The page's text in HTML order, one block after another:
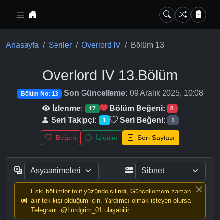
Anasayfa Seriler Overlord IV Bölüm 13
Overlord IV 13.Bölüm
Bölüm No: 13 Son Güncelleme: 09 Aralık 2025, 10:08
İzlenme:
17 Bölüm Beğeni: 0
Seri Takipçi: 1 Seri Beğeni: 1
Beğen İzledim Seri Sayfası
Eski bölümler telif yüzünde silindi, Güncellemem zaman
alır tek kişi olduğum için. Yardımcı olmak isteyen olursa
Telegram: @Lordgrim_01 ulaşabilir